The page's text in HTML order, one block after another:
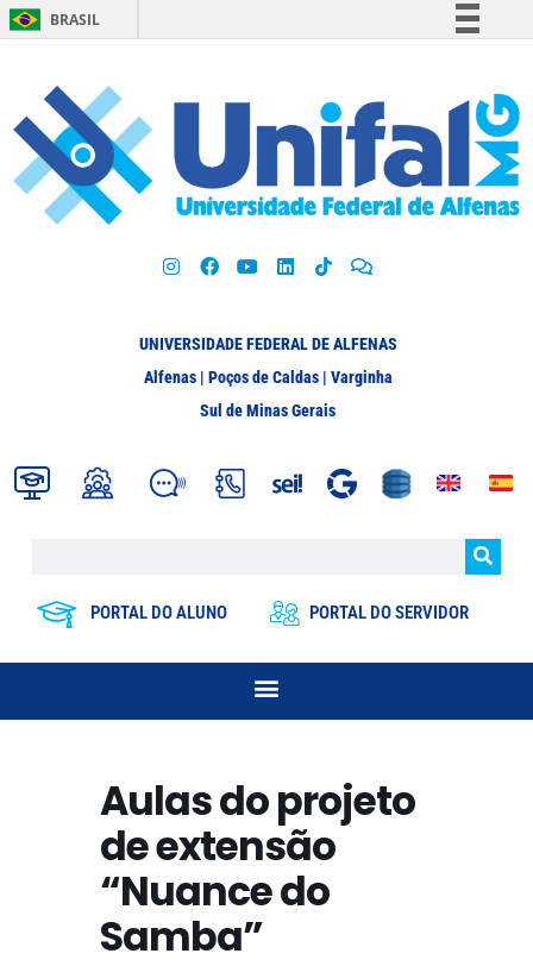
BRASIL
Participe
Acesso à informação
Legislação
UNIVERSIDADE FEDERAL DE ALFENAS
Alfenas | Poços de Caldas | Varginha
Sul de Minas Gerais
PORTAL DO ALUNO PORTAL DO SERVIDOR
Aulas do projeto
de extensão
“Nuance do
Samba”